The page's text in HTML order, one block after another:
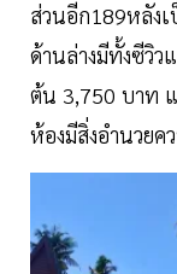
ส่วนอีก189หลัง
ด้านล่างมีทั้งซีวิ
ต้น 3,750 บาท
ห้องมีสิ่งอำนวยค